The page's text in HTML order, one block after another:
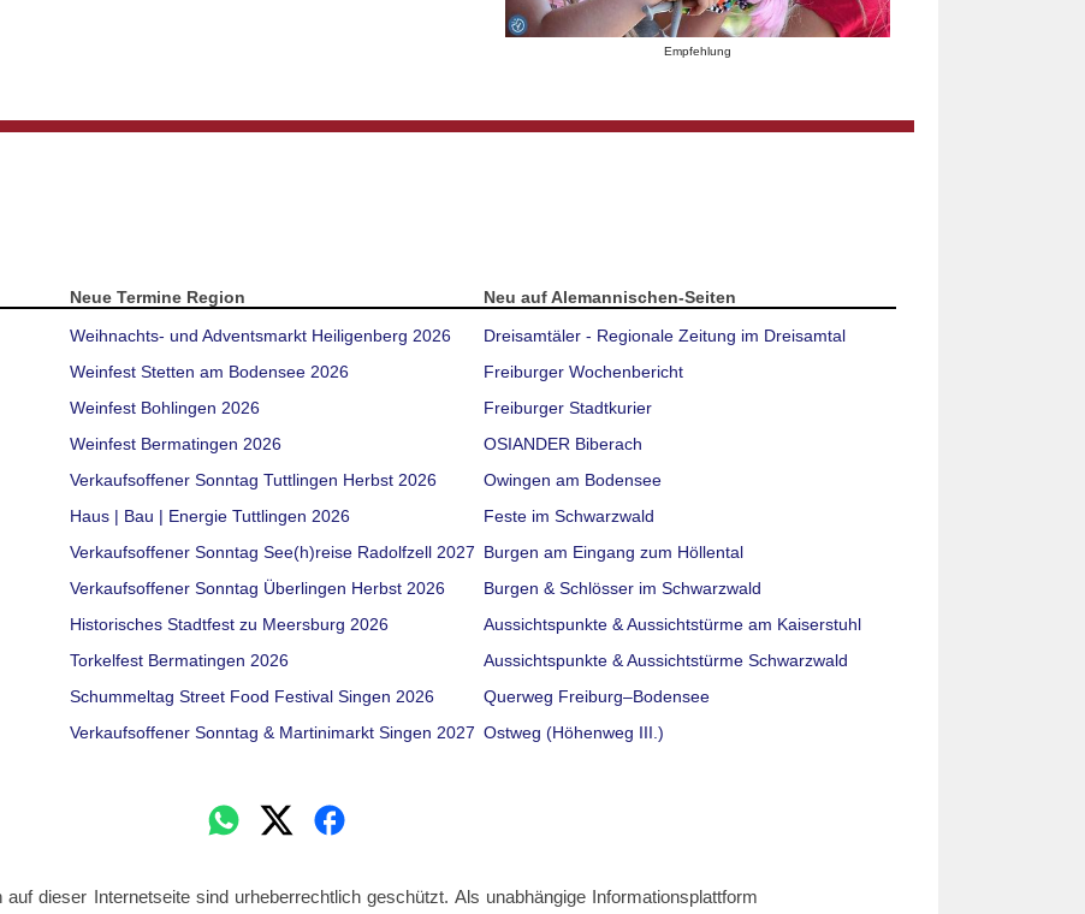
Empfehlung
Neue Termine Region
Weihnachts- und Adventsmarkt Heiligenberg 2026
Weinfest Stetten am Bodensee 2026
Weinfest Bohlingen 2026
Weinfest Bermatingen 2026
Verkaufsoffener Sonntag Tuttlingen Herbst 2026
Haus | Bau | Energie Tuttlingen 2026
Verkaufsoffener Sonntag See(h)reise Radolfzell 2027
Verkaufsoffener Sonntag Überlingen Herbst 2026
Historisches Stadtfest zu Meersburg 2026
Torkelfest Bermatingen 2026
Schummeltag Street Food Festival Singen 2026
Verkaufsoffener Sonntag & Martinimarkt Singen 2027
Neu auf Alemannischen-Seiten
Dreisamtäler - Regionale Zeitung im Dreisamtal
Freiburger Wochenbericht
Freiburger Stadtkurier
OSIANDER Biberach
Owingen am Bodensee
Feste im Schwarzwald
Burgen am Eingang zum Höllental
Burgen & Schlösser im Schwarzwald
Aussichtspunkte & Aussichtstürme am Kaiserstuhl
Aussichtspunkte & Aussichtstürme Schwarzwald
Querweg Freiburg–Bodensee
Ostweg (Höhenweg III.)
dieser Internetseite sind urheberrechtlich geschützt. Als unabhängige Informationsplattform